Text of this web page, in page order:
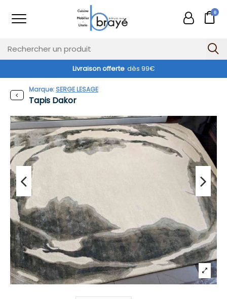
0
Livraison offerte dès 99€
Tapis Dakor
Marque: SERGE LESAGE